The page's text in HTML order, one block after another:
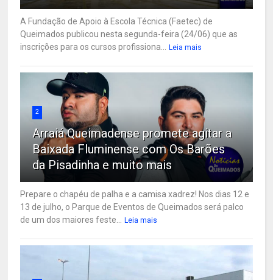
A Fundação de Apoio à Escola Técnica (Faetec) de
Queimados publicou nesta segunda-feira (24/06) que as
inscrições para os cursos profissiona...
Leia mais
2
Arraiá Queimadense promete agitar a
Baixada Fluminense com Os Barões
da Pisadinha e muito mais
Prepare o chapéu de palha e a camisa xadrez! Nos dias 12 e
13 de julho, o Parque de Eventos de Queimados será palco
de um dos maiores feste...
Leia mais